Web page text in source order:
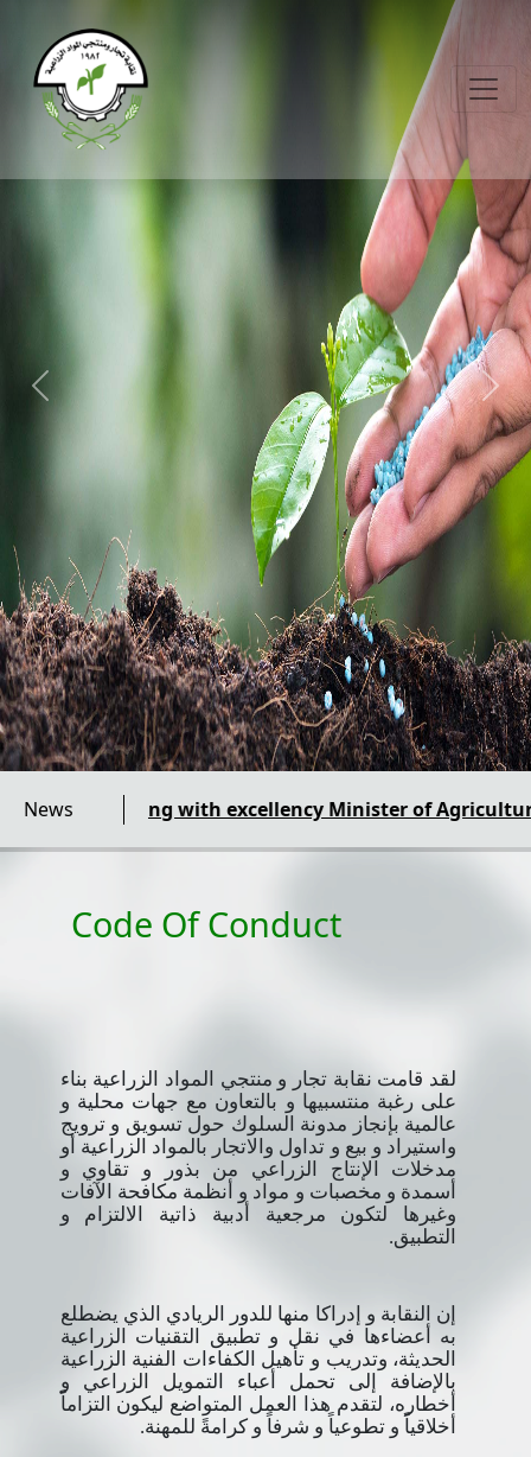
Previous Next
News
Meeting with excellency Minister of Agriculture
Code Of Conduct
لقد قامت نقابة تجار و منتجي المواد الزراعية بناء
على رغبة منتسبيها و بالتعاون مع جهات محلية و
عالمية بإنجاز مدونة السلوك حول تسويق و ترويج
واستيراد و بيع و تداول والاتجار بالمواد الزراعية أو
مدخلات الإنتاج الزراعي من بذور و تقاوي و
أسمدة و مخصبات و مواد و أنظمة مكافحة الآفات
وغيرها لتكون مرجعية أدبية ذاتية الالتزام و
التطبيق.
إن النقابة و إدراكا منها للدور الريادي الذي يضطلع
به أعضاءها في نقل و تطبيق التقنيات الزراعية
الحديثة، وتدريب و تأهيل الكفاءات الفنية الزراعية
بالإضافة إلى تحمل أعباء التمويل الزراعي و
أخطاره، لتقدم هذا العمل المتواضع ليكون التزاماً
أخلاقياً و تطوعياً و شرفاً و كرامةً للمهنة.